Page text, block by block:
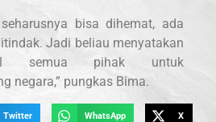
bisa dihemat, ada
Jadi beliau menyatakan
semua pihak untuk
negara,” pungkas Bima.
Twitter WhatsApp X